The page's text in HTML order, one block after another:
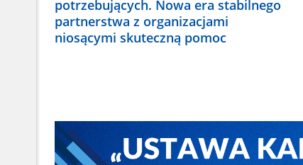
potrzebujących. Nowa era stabilnego
partnerstwa z organizacjami
niosącymi skuteczną pomoc